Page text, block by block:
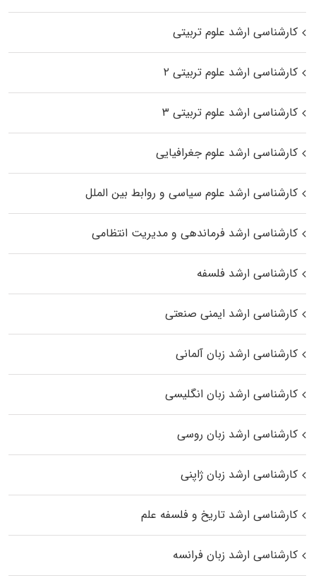
کارشناسی ارشد علوم تربیتی
کارشناسی ارشد علوم تربیتی ۲
کارشناسی ارشد علوم تربیتی ۳
کارشناسی ارشد علوم جغرافیایی
کارشناسی ارشد علوم سیاسی و روابط بین الملل
کارشناسی ارشد فرماندهی و مدیریت انتظامی
کارشناسی ارشد فلسفه
کارشناسی ارشد ایمنی صنعتی
کارشناسی ارشد زبان آلمانی
کارشناسی ارشد زبان انگلیسی
کارشناسی ارشد زبان روسی
کارشناسی ارشد زبان ژاپنی
کارشناسی ارشد تاریخ و فلسفه علم
کارشناسی ارشد زبان فرانسه